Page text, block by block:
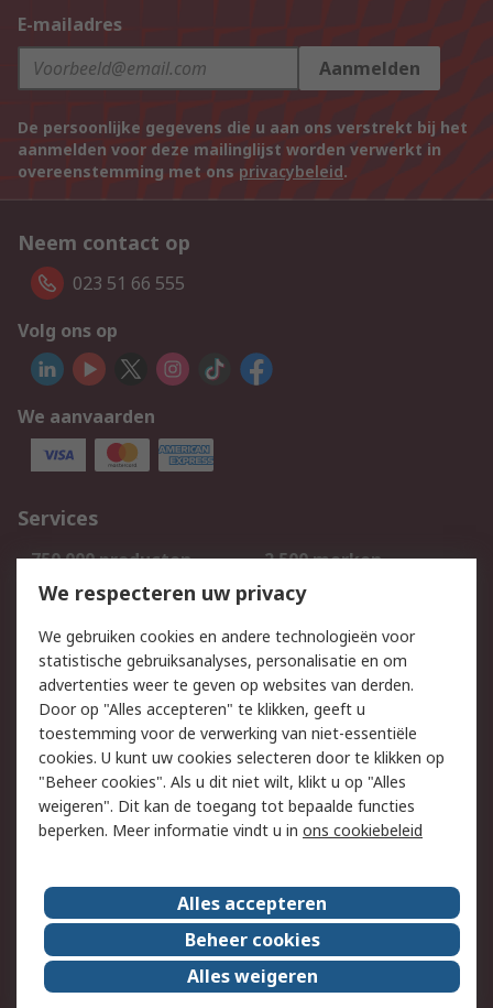
E-mailadres
Aanmelden
De persoonlijke gegevens die u aan ons verstrekt bij het
aanmelden voor deze mailinglijst worden verwerkt in
overeenstemming met ons privacybeleid.
Neem contact op
023 51 66 555
Volg ons op
We aanvaarden
Services
750.000 producten
2.500 merken
Bestellen
Inkoopoplossingen
Track & Trace
Wettelijk
Cookiebeleid
Email veiligheid
Privacybeleid
Websitevoorwaarden
Algemene
verkoopvoorwaarden
Over RS
RS Group
Over ons
RS wereldwijd
Werken bij RS
ESG
We respecteren uw privacy
We gebruiken cookies en andere technologieën voor
statistische gebruiksanalyses, personalisatie en om
advertenties weer te geven op websites van derden.
Door op "Alles accepteren" te klikken, geeft u
toestemming voor de verwerking van niet-essentiële
cookies. U kunt uw cookies selecteren door te klikken op
"Beheer cookies". Als u dit niet wilt, klikt u op "Alles
weigeren". Dit kan de toegang tot bepaalde functies
beperken. Meer informatie vindt u in ons cookiebeleid
Alles accepteren
Beheer cookies
Alles weigeren